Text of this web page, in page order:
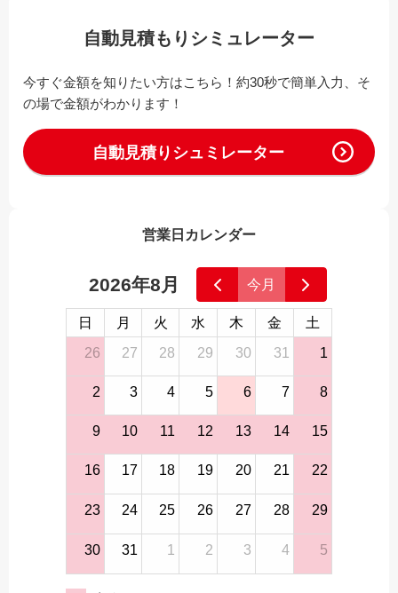
自動見積もりシミュレーター
今すぐ金額を知りたい方はこちら！約30秒で簡単入力、そ
の場で金額がわかります！
自動見積りシュミレーター
営業日カレンダー
2026年8月 今月
日 月 火 水 木 金
土
26
27 28 29 30 31 1
2 3 4 5 6 7 8
9 10 11 12 13 14 15
16 17 18 19 20 21 22
23 24 25 26 27 28 29
30 31 1 2 3 4 5